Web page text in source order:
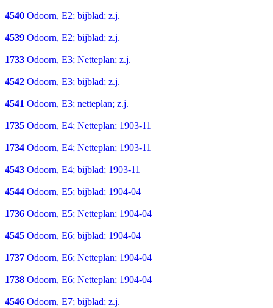
4540 Odoorn, E2; bijblad; z.j.
4539 Odoorn, E2; bijblad; z.j.
1733 Odoorn, E3; Netteplan; z.j.
4542 Odoorn, E3; bijblad; z.j.
4541 Odoorn, E3; netteplan; z.j.
1735 Odoorn, E4; Netteplan; 1903-11
1734 Odoorn, E4; Netteplan; 1903-11
4543 Odoorn, E4; bijblad; 1903-11
4544 Odoorn, E5; bijblad; 1904-04
1736 Odoorn, E5; Netteplan; 1904-04
4545 Odoorn, E6; bijblad; 1904-04
1737 Odoorn, E6; Netteplan; 1904-04
1738 Odoorn, E6; Netteplan; 1904-04
4546 Odoorn, E7; bijblad; z.j.